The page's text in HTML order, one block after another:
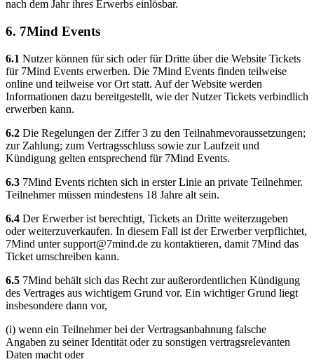
nach dem Jahr ihres Erwerbs einlösbar.
6. 7Mind Events
6.1 Nutzer können für sich oder für Dritte über die Website Tickets
für 7Mind Events erwerben. Die 7Mind Events finden teilweise
online und teilweise vor Ort statt. Auf der Website werden
Informationen dazu bereitgestellt, wie der Nutzer Tickets verbindlich
erwerben kann.
6.2 Die Regelungen der Ziffer 3 zu den Teilnahmevoraussetzungen;
zur Zahlung; zum Vertragsschluss sowie zur Laufzeit und
Kündigung gelten entsprechend für 7Mind Events.
6.3 7Mind Events richten sich in erster Linie an private Teilnehmer.
Teilnehmer müssen mindestens 18 Jahre alt sein.
6.4 Der Erwerber ist berechtigt, Tickets an Dritte weiterzugeben
oder weiterzuverkaufen. In diesem Fall ist der Erwerber verpflichtet,
7Mind untersupport@7mind.de zu kontaktieren, damit 7Mind das
Ticket umschreiben kann.
6.5 7Mind behält sich das Recht zur außerordentlichen Kündigung
des Vertrages aus wichtigem Grund vor. Ein wichtiger Grund liegt
insbesondere dann vor,
(i) wenn ein Teilnehmer bei der Vertragsanbahnung falsche
Angaben zu seiner Identität oder zu sonstigen vertragsrelevanten
Daten macht oder